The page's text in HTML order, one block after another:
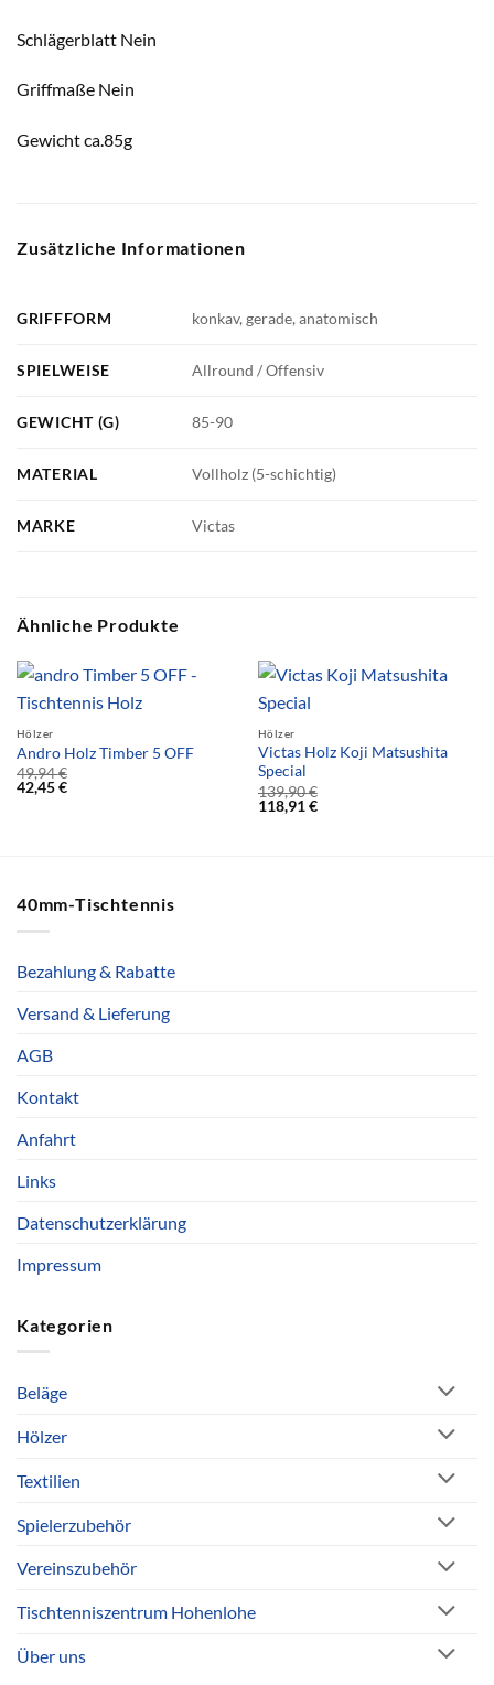
Schlägerblatt Nein
Griffmaße Nein
Gewicht ca.85g
Zusätzliche Informationen
GRIFFFORM konkav, gerade, anatomisch
SPIELWEISE Allround / Offensiv
GEWICHT (G) 85-90
MATERIAL Vollholz (5-schichtig)
MARKE Victas
Ähnliche Produkte
Hölzer
Andro Holz Timber 5 OFF
49,94€
42,45€
Hölzer
Victas Holz Koji Matsushita
Special
139,90€
118,91€
40mm-Tischtennis
Bezahlung & Rabatte
Versand & Lieferung
AGB
Kontakt
Anfahrt
Links
Datenschutzerklärung
Impressum
Kategorien
Beläge
Hölzer
Textilien
Spielerzubehör
Vereinszubehör
Tischtenniszentrum Hohenlohe
Über uns